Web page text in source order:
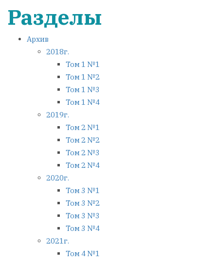
Разделы
Архив
2018г.
Том 1 №1
Том 1 №2
Том 1 №3
Том 1 №4
2019г.
Том 2 №1
Том 2 №2
Том 2 №3
Том 2 №4
2020г.
Том 3 №1
Том 3 №2
Том 3 №3
Том 3 №4
2021г.
Том 4 №1